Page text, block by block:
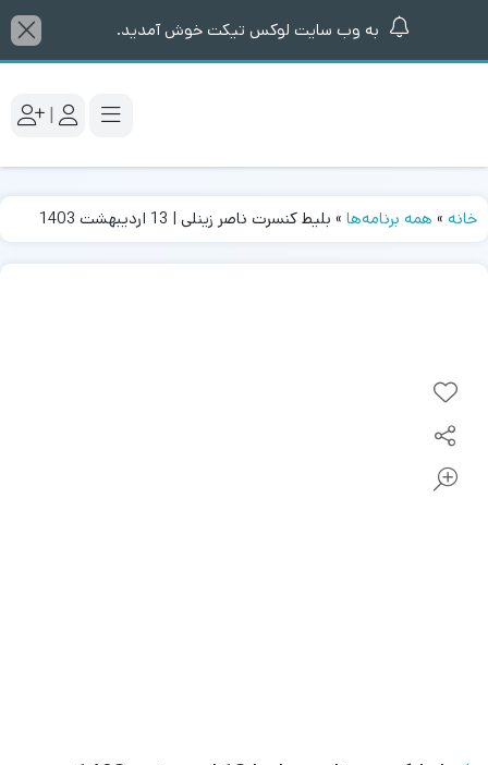
به وب سایت لوکس تیکت خوش آمدید.
|
خانه » همه برنامه‌ها » بلیط کنسرت ناصر زینلی | 13 اردیبهشت 1403